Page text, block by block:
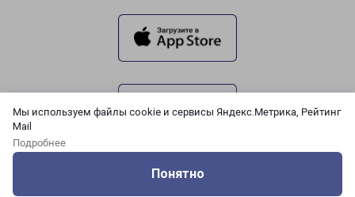
Мы используем файлы cookie и сервисы Яндекс.Метрика, Рейтинг
Mail
Подробнее
Понятно